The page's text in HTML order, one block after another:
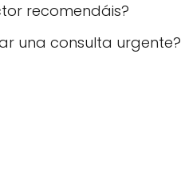
recomendáis?
una consulta urgente?